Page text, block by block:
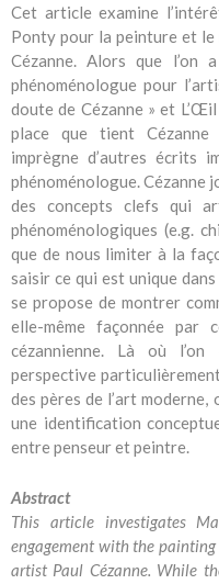
Cet article examine
Ponty pour la peinture et le
Cézanne. Alors que l’on
phénoménologue pour
doute de Cézanne » et
place que tient
imprègne d’autres écrits
phénoménologue. Cézanne
des concepts clefs qui
phénoménologiques (e.g.
que de nous limiter à la
saisir ce qui est unique
se propose de montrer
elle-même façonnée par
cézannienne. Là où
perspective
des pères de l’art
une identification
entre penseur et peintre.
Abstract
This article investigates
engagement with the
artist Paul Cézanne. While